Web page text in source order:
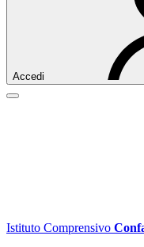
Accedi
Istituto Comprensivo